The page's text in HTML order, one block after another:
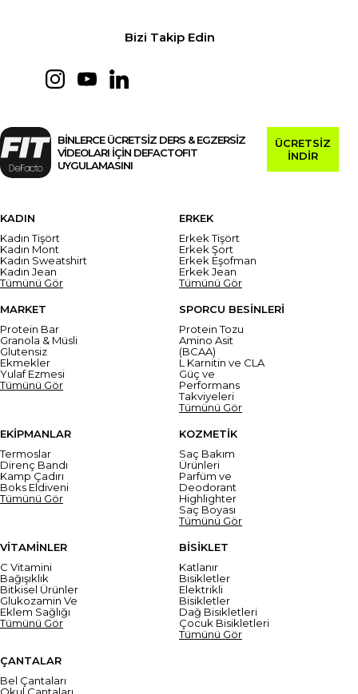
Bizi Takip Edin
BİNLERCE ÜCRETSİZ DERS & EGZERSİZ
VİDEOLARI İÇİN DEFACTOFIT
UYGULAMASINI
ÜCRETSİZ
İNDİR
KADIN
Kadın Tişört
Kadın Mont
Kadın Sweatshirt
Kadın Jean
Tümünü Gör
ERKEK
Erkek Tişört
Erkek Şort
Erkek Eşofman
Erkek Jean
Tümünü Gör
MARKET
Protein Bar
Granola & Müsli
Glutensiz
Ekmekler
Yulaf Ezmesi
Tümünü Gör
SPORCU BESİNLERİ
Protein Tozu
Amino Asit
(BCAA)
L Karnitin ve CLA
Güç ve
Performans
Takviyeleri
Tümünü Gör
EKİPMANLAR
Termoslar
Direnç Bandı
Kamp Çadırı
Boks Eldiveni
Tümünü Gör
KOZMETİK
Saç Bakım
Ürünleri
Parfüm ve
Deodorant
Highlighter
Saç Boyası
Tümünü Gör
VİTAMİNLER
C Vitamini
Bağışıklık
Bitkisel Ürünler
Glukozamin Ve
Eklem Sağlığı
Tümünü Gör
BİSİKLET
Katlanır
Bisikletler
Elektrikli
Bisikletler
Dağ Bisikletleri
Çocuk Bisikletleri
Tümünü Gör
ÇANTALAR
Bel Çantaları
Okul Çantaları